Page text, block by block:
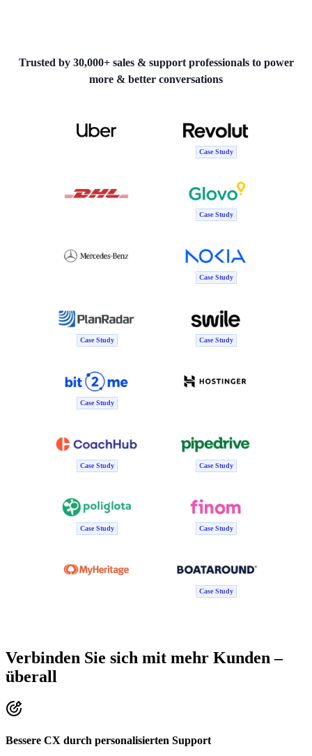
Trusted by 30,000+ sales & support professionals to power
more & better conversations
Case Study
Case Study
Case Study
Case Study Case Study
Case Study
Case Study Case Study
Case Study Case Study
Case Study
Verbinden Sie sich mit mehr Kunden –
überall
Bessere CX durch personalisierten Support